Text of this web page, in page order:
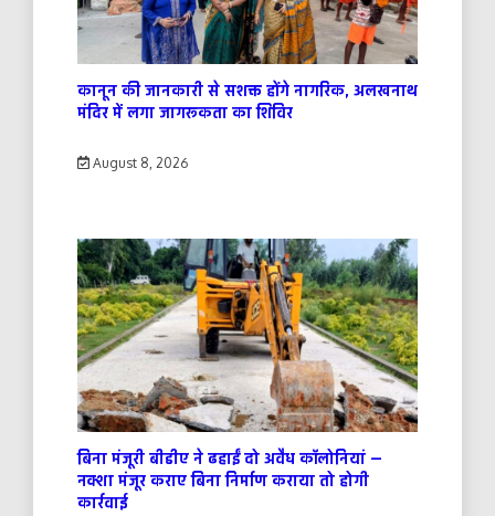
कानून की जानकारी से सशक्त होंगे नागरिक, अलखनाथ
मंदिर में लगा जागरूकता का शिविर
August 8, 2026
बिना मंजूरी बीडीए ने ढहाईं दो अवैध कॉलोनियां —
नक्शा मंजूर कराए बिना निर्माण कराया तो होगी
कार्रवाई